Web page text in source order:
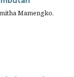
Mamengko,